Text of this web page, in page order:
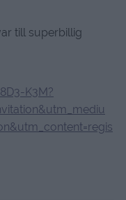
till superbillig
K3M?